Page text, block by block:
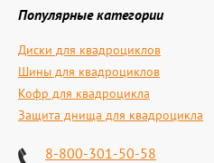
Популярные категории
Диски для квадроциклов
Шины для квадроциклов
Кофр для квадроцикла
Защита днища для квадроцикла
8-800-301-50-58